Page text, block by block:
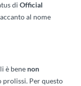
di Official
al nome
è bene non
prolissi. Per questo